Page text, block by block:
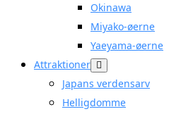
Okinawa
Miyako-øerne
Yaeyama-øerne
Attraktioner
Japans verdensarv
Helligdomme